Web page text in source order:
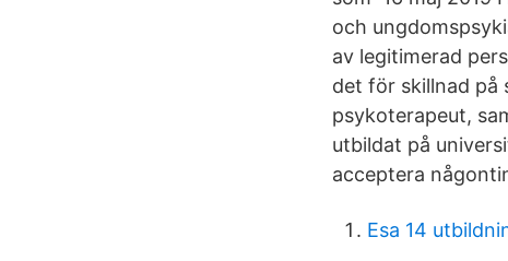
och
av legitimerad
det för skillnad på
psykoterapeut,
utbildat på
acceptera
Esa 14